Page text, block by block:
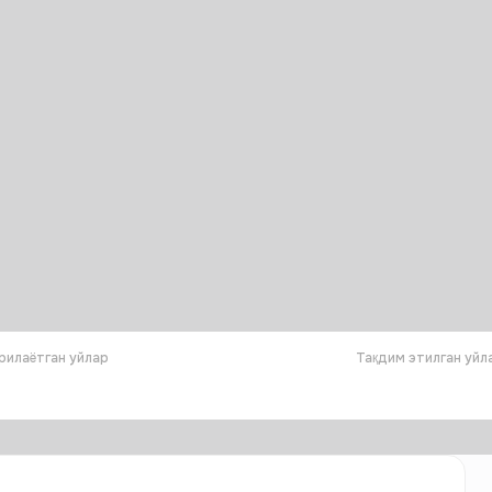
уйлар Тақдим этилган